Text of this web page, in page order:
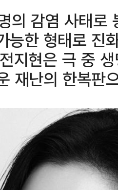
의 감염 사태로
능한 형태로 진
지현은 극 중
재난의 한복판